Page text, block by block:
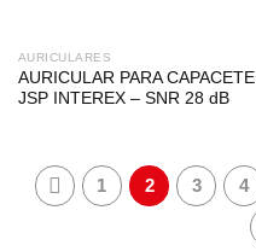
AURICULARES
AURICULAR PARA CAPACETE
JSP INTEREX – SNR 28 dB
1 2 3 4